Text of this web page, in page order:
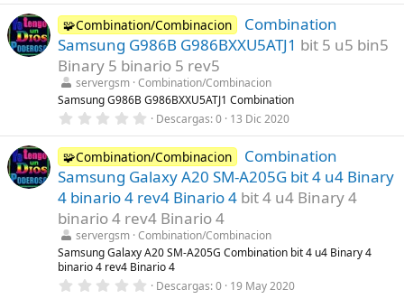
0
0
e
s
t
r
e
l
a
(
s
)
🧩Combination/Combinacion
Combination
Samsung G986B G986BXXU5ATJ1 bit 5 u5 bin5
Binary 5 binario 5 rev5
servergsm Combination/Combinacion
Samsung G986B G986BXXU5ATJ1 Combination
0
0
0
e
s
t
r
e
l
l
a
(
s
Descargas 0 13 Dic 2020
🧩Combination/Combinacion
Combination
Samsung Galaxy A20 SM-A205G bit 4 u4 Binary
4 binario 4 rev4 Binario 4 bit 4 u4 Binary 4
binario 4 rev4 Binario 4
servergsm Combination/Combinacion
Samsung Galaxy A20 SM-A205G Combination bit 4 u4 Binary 4
binario 4 rev4 Binario 4
0 Descargas 0 19 May 2020